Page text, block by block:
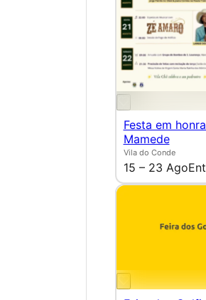
Festa em
Mamede
Vila do Conde
15 – 23 Ago